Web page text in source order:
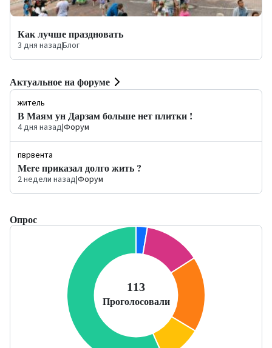
Как лучше праздновать
3 дня назад|Блог
Актуальное на форуме
житель
В Маям ун Дарзам больше нет плитки !
4 дня назад|Форум
пврвента
Mere приказал долго жить ?
2 недели назад|Форум
Опрос